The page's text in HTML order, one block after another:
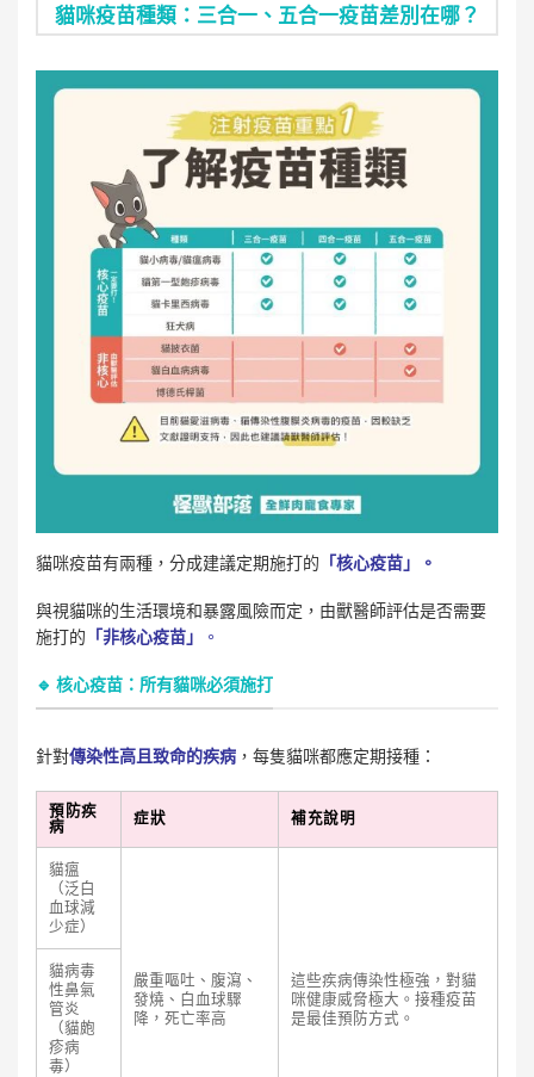
貓咪疫苗種類：三合一、五合一疫苗差別在哪？
貓咪疫苗有兩種，分成建議定期施打的 「核心疫苗」。
與視貓咪的生活環境和暴露風險而定，由獸醫師評估是否需要
施打的 「非核心疫苗」 。
🔹 核心疫苗：所有貓咪必須施打
針對傳染性高且致命的疾病 ，每隻貓咪都應定期接種：
預防疾
病
症狀 補充說明
貓瘟
（泛白
血球減
少症）
嚴重嘔吐、腹瀉、
發燒、白血球驟
降，死亡率高
這些疾病傳染性極強，對貓
咪健康威脅極大。接種疫苗
是最佳預防方式。
貓病毒
性鼻氣
管炎
（貓皰
疹病
毒）